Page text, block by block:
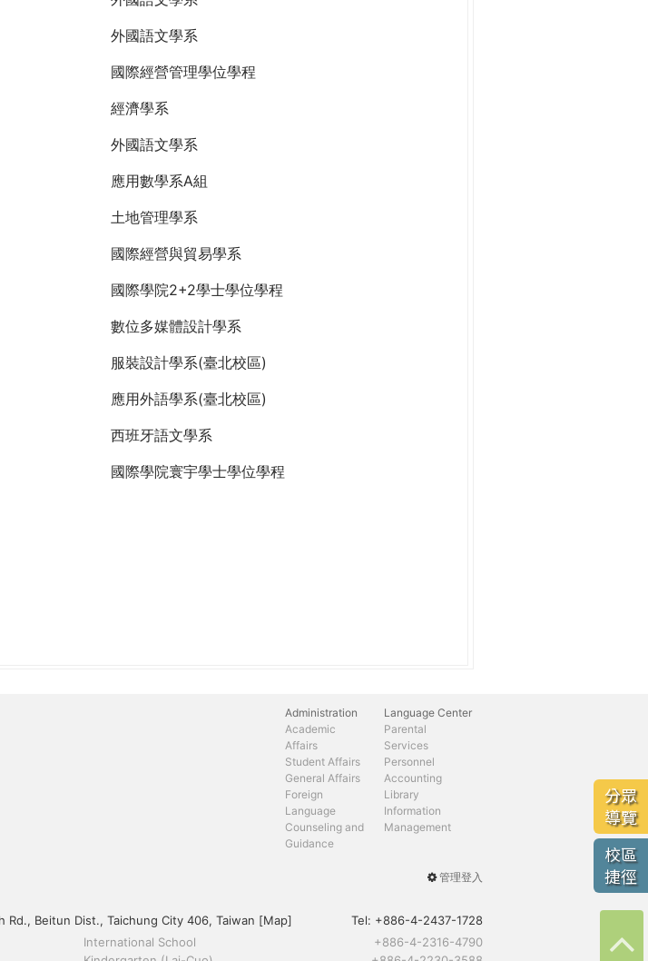
外國語文學系
國際經營管理學位學程
經濟學系
外國語文學系
應用數學系A組
土地管理學系
國際經營與貿易學系
國際學院2+2學士學位學程
數位多媒體設計學系
服裝設計學系(臺北校區)
應用外語學系(臺北校區)
西班牙語文學系
國際學院寰宇學士學位學程
分眾
導覽
校區
捷徑
Administration
Academic
Affairs
Student Affairs
General Affairs
Foreign
Language
Counseling and
Guidance
Parental
Services
Personnel
Accounting
Library
Information
Management
Language Center
User
menu
管理登入
Rd., Beitun Dist., Taichung City 406, Taiwan [Map] Tel: +886-4-2437-1728
International School
+886-4-2316-4790